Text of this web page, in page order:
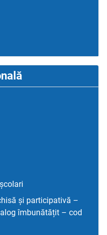
și participativă –
îmbunătățit – cod